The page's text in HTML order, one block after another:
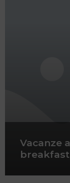
Vacanze